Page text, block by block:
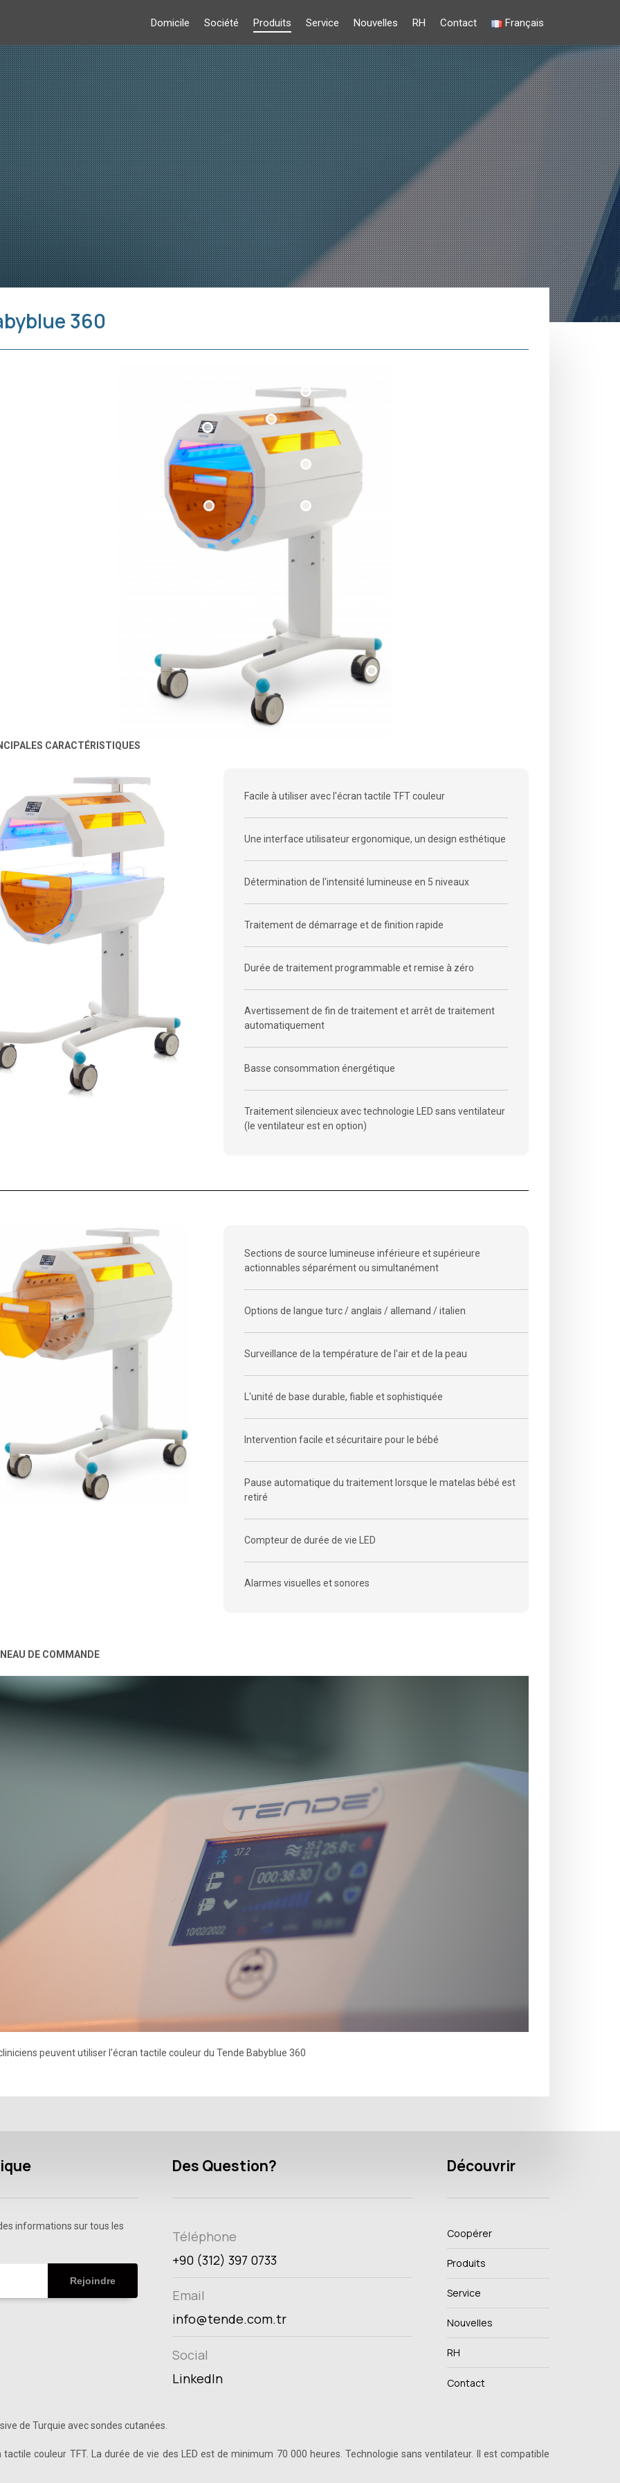
Domicile Société Produits Service Nouvelles RH Contact Français
360
CARACTÉRISTIQUES
Facile à utiliser avec l'écran tactile TFT couleur
Une interface utilisateur ergonomique, un design esthétique
Détermination de l'intensité lumineuse en 5 niveaux
Traitement de démarrage et de finition rapide
Durée de traitement programmable et remise à zéro
Avertissement de fin de traitement et arrêt de traitement
automatiquement
Basse consommation énergétique
Traitement silencieux avec technologie LED sans ventilateur
(le ventilateur est en option)
Sections de source lumineuse inférieure et supérieure
actionnables séparément ou simultanément
Options de langue turc / anglais / allemand / italien
Surveillance de la température de l'air et de la peau
L'unité de base durable, fiable et sophistiquée
Intervention facile et sécuritaire pour le bébé
Pause automatique du traitement lorsque le matelas bébé est
retiré
Compteur de durée de vie LED
Alarmes visuelles et sonores
DE COMMANDE
peuvent utiliser l'écran tactile couleur du Tende Babyblue 360
informations sur tous les
Rejoindre
Des Question?
Téléphone
+90 (312) 397 0733
Email
info@tende.com.tr
Social
LinkedIn
Découvrir
Coopérer
Produits
Service
Nouvelles
RH
Contact
de Turquie avec sondes cutanées.
couleur TFT. La durée de vie des LED est de minimum 70 000 heures. Technologie sans ventilateur. Il est compatible